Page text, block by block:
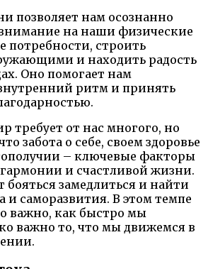
позволяет нам осознанно
на наши физические
потребности, строить
и находить радость
Оно помогает нам
ритм и принять
требует от нас многого, но
забота о себе, своем здоровье
– ключевые факторы
и счастливой жизни.
бояться замедлиться и найти
и саморазвития. В этом темпе
важно, как быстро мы
важно то, что мы движемся в